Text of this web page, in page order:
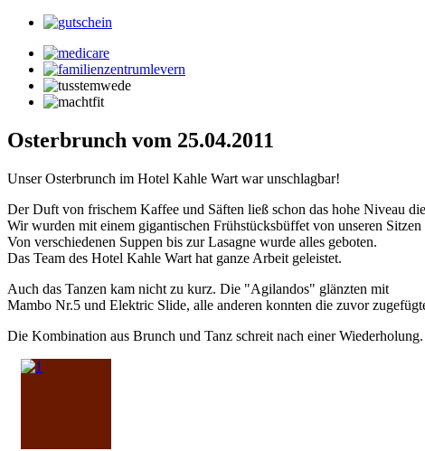
Osterbrunch vom 25.04.2011
Unser Osterbrunch im Hotel Kahle Wart war unschlagbar!
Der Duft von frischem Kaffee und Säften ließ schon das hohe Niveau
Wir wurden mit einem gigantischen Frühstücksbüffet von unseren
Von verschiedenen Suppen bis zur Lasagne wurde alles geboten.
Das Team des Hotel Kahle Wart hat ganze Arbeit geleistet.
Auch das Tanzen kam nicht zu kurz. Die "Agilandos" glänzten mit
Mambo Nr.5 und Elektric Slide, alle anderen konnten die zuvor
Die Kombination aus Brunch und Tanz schreit nach einer Wiederholung.